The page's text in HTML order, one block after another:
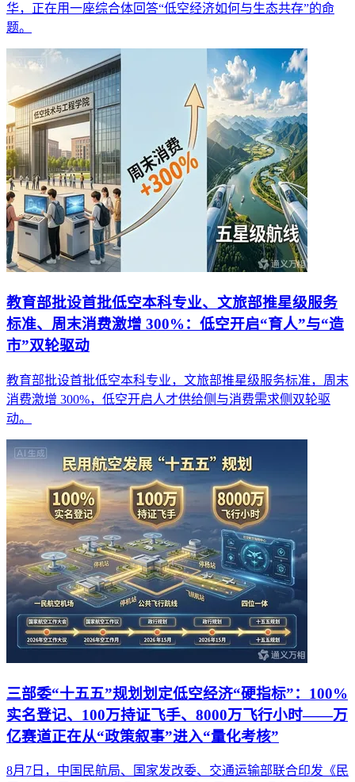
华，正在用一座综合体回答“低空经济如何与生态共存”的命
题。
教育部批设首批低空本科专业、文旅部推星级服务
标准、周末消费激增 300%：低空开启“育人”与“造
市”双轮驱动
教育部批设首批低空本科专业，文旅部推星级服务标准，周末
消费激增 300%，低空开启人才供给侧与消费需求侧双轮驱
动。
三部委“十五五”规划划定低空经济“硬指标”：100%
实名登记、100万持证飞手、8000万飞行小时——万
亿赛道正在从“政策叙事”进入“量化考核”
8月7日，中国民航局、国家发改委、交通运输部联合印发《民